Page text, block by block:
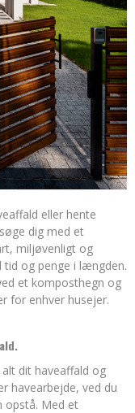
eller hente
dig med et
miljøvenligt og
tid og penge i længden.
et komposthegn og
for enhver husejer.
dit haveaffald og
havearbejde, ved du
opstå. Med et